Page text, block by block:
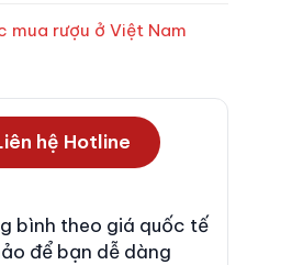
mua rượu ở Việt Nam
hệ Hotline
bình theo giá quốc tế
để bạn dễ dàng